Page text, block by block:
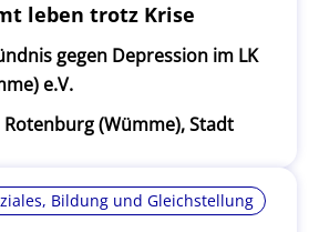
leben trotz Krise
gegen Depression im LK
e.V.
Rotenburg (Wümme), Stadt
Bildung und Gleichstellung